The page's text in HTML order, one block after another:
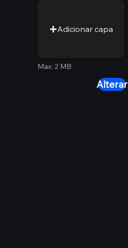
Adicionar capa
Max: 2 MB
Alterar